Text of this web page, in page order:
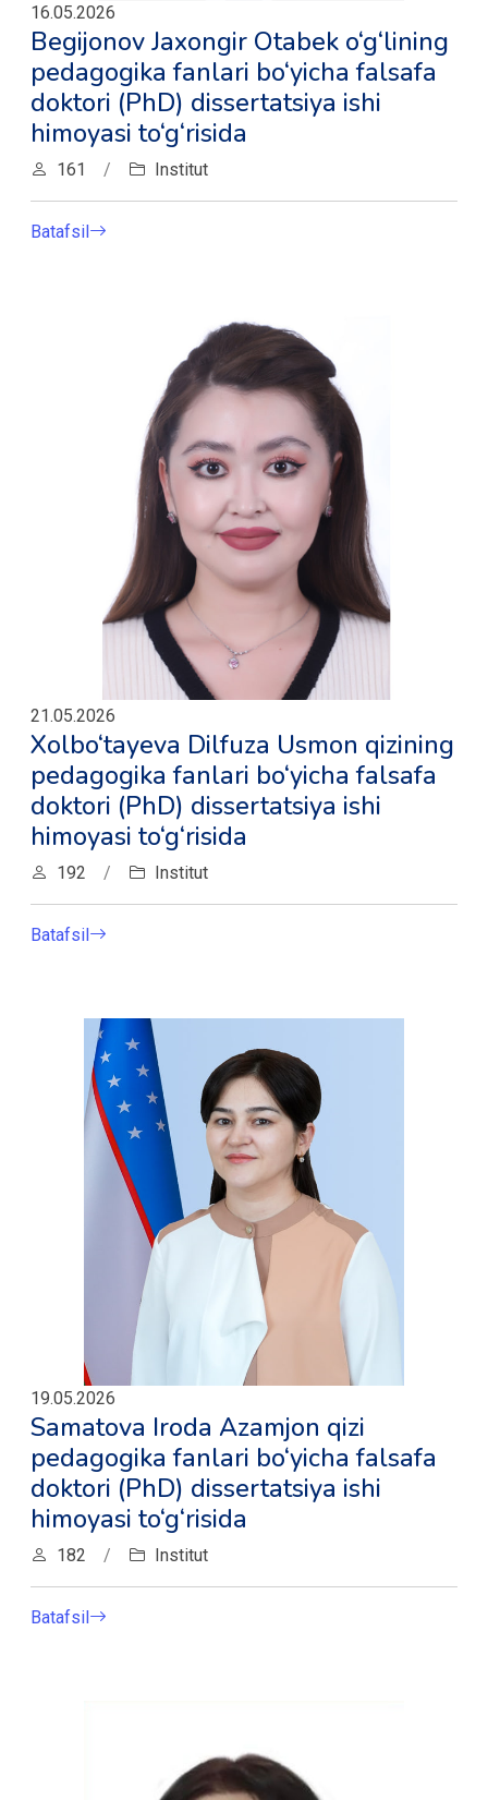
16.05.2026
Begijonov Jaxongir Otabek o‘g‘lining
pedagogika fanlari bo‘yicha falsafa
doktori (PhD) dissertatsiya ishi
himoyasi to‘g‘risida
161 / Institut
Batafsil
21.05.2026
Xolbo‘tayeva Dilfuza Usmon qizining
pedagogika fanlari bo‘yicha falsafa
doktori (PhD) dissertatsiya ishi
himoyasi to‘g‘risida
192 / Institut
Batafsil
19.05.2026
Samatova Iroda Azamjon qizi
pedagogika fanlari bo‘yicha falsafa
doktori (PhD) dissertatsiya ishi
himoyasi to‘g‘risida
182 / Institut
Batafsil